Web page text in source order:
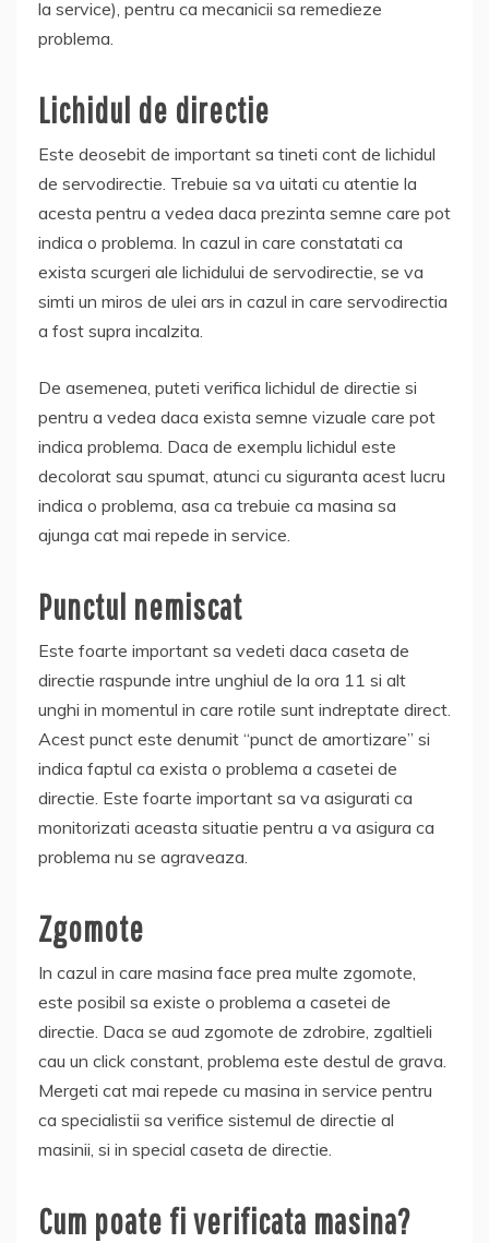
la service), pentru ca mecanicii sa remedieze
problema.
Lichidul de directie
Este deosebit de important sa tineti cont de lichidul
de servodirectie. Trebuie sa va uitati cu atentie la
acesta pentru a vedea daca prezinta semne care pot
indica o problema. In cazul in care constatati ca
exista scurgeri ale lichidului de servodirectie, se va
simti un miros de ulei ars in cazul in care servodirectia
a fost supra incalzita.
De asemenea, puteti verifica lichidul de directie si
pentru a vedea daca exista semne vizuale care pot
indica problema. Daca de exemplu lichidul este
decolorat sau spumat, atunci cu siguranta acest lucru
indica o problema, asa ca trebuie ca masina sa
ajunga cat mai repede in service.
Punctul nemiscat
Este foarte important sa vedeti daca caseta de
directie raspunde intre unghiul de la ora 11 si alt
unghi in momentul in care rotile sunt indreptate direct.
Acest punct este denumit “punct de amortizare” si
indica faptul ca exista o problema a casetei de
directie. Este foarte important sa va asigurati ca
monitorizati aceasta situatie pentru a va asigura ca
problema nu se agraveaza.
Zgomote
In cazul in care masina face prea multe zgomote,
este posibil sa existe o problema a casetei de
directie. Daca se aud zgomote de zdrobire, zgaltieli
cau un click constant, problema este destul de grava.
Mergeti cat mai repede cu masina in service pentru
ca specialistii sa verifice sistemul de directie al
masinii, si in special caseta de directie.
Cum poate fi verificata masina?